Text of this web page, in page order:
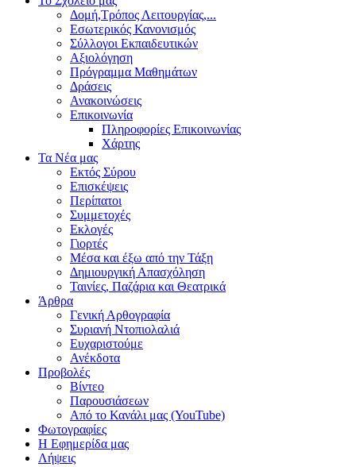
Δομή,Τρόπος Λειτουργίας,...
Εσωτερικός Κανονισμός
Σύλλογοι Εκπαιδευτικών
Αξιολόγηση
Πρόγραμμα Μαθημάτων
Δράσεις
Ανακοινώσεις
Επικοινωνία
Πληροφορίες Επικοινωνίας
Χάρτης
Τα Νέα μας
Εκτός Σύρου
Επισκέψεις
Περίπατοι
Συμμετοχές
Εκλογές
Γιορτές
Μέσα και έξω από την Τάξη
Δημιουργική Απασχόληση
Ταινίες, Παζάρια και Θεατρικά
Άρθρα
Γενική Αρθογραφία
Συριανή Ντοπιολαλιά
Ευχαριστούμε
Ανέκδοτα
Προβολές
Βίντεο
Παρουσιάσεων
Από το Κανάλι μας (YouTube)
Φωτογραφίες
Η Εφημερίδα μας
Λήψεις